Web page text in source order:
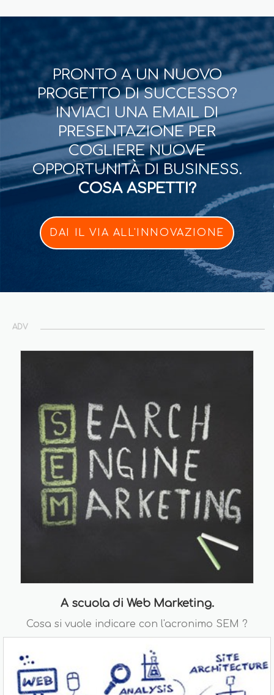
PRONTO A UN NUOVO
PROGETTO DI SUCCESSO?
INVIACI UNA EMAIL DI
PRESENTAZIONE PER
COGLIERE NUOVE
OPPORTUNITÀ DI BUSINESS.
COSA ASPETTI?
DAI IL VIA ALL'INNOVAZIONE
ADV
A scuola di Web Marketing.
Cosa si vuole indicare con l'acronimo SEM ?